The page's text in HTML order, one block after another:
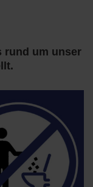
rund um unser